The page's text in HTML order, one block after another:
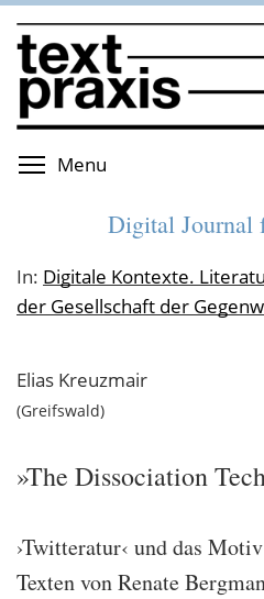
Skip
to
main
content
Menu
Digital Journal
In: Digitale Kontexte.
der Gesellschaft der
Elias Kreuzmair
Greifswald
»The Dissociation
›Twitteratur‹ und das
Texten von Renate